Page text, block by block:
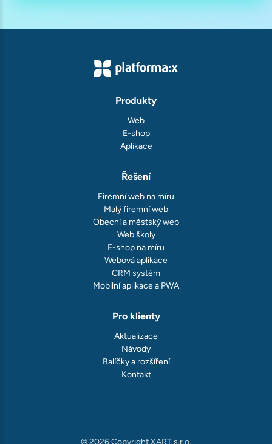
Produkty
Web
E-shop
Aplikace
Řešení
Firemní web na míru
Malý firemní web
Obecní a městský web
Web školy
E-shop na míru
Webová aplikace
CRM systém
Mobilní aplikace a PWA
Pro klienty
Aktualizace
Návody
Balíčky a rozšíření
Kontakt
© 2026 Copyright XART s.r.o.